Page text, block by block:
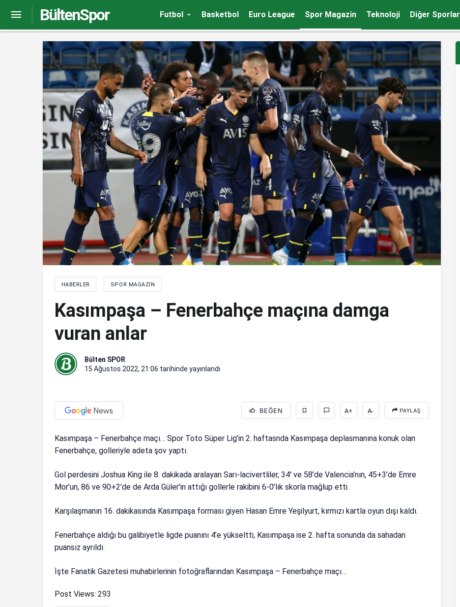
BültenSpor Futbol Basketbol Euro League Spor Magazin Teknoloji Diğer Sporlar
HABERLER SPOR MAGAZIN
Kasımpaşa – Fenerbahçe maçına damga
vuran anlar
Bülten SPOR
15 Ağustos 2022, 21:06 tarihinde yayınlandı
BEĞEN A+ A- PAYLAŞ
Kasımpaşa – Fenerbahçe maçı… Spor Toto Süper Lig’in 2. haftasnda Kasımpaşa deplasmanına konuk olan
Fenerbahçe, golleriyle adeta şov yaptı.
Gol perdesini Joshua King ile 8. dakikada aralayan Sarı-lacivertliler, 34′ ve 58’de Valencia’nın, 45+3’de Emre
Mor’un, 86 ve 90+2’de de Arda Güler’in attığı gollerle rakibini 6-0’lık skorla mağlup etti.
Karşılaşmanın 16. dakikasında Kasımpaşa forması giyen Hasan Emre Yeşilyurt, kırmızı kartla oyun dışı kaldı.
Fenerbahçe aldığı bu galibiyetle ligde puanını 4’e yükseltti, Kasımpaşa ise 2. hafta sonunda da sahadan
puansız ayrıldı.
İşte Fanatik Gazetesi muhabirlerinin fotoğraflarından Kasımpaşa – Fenerbahçe maçı…
Post Views: 293
Francesco Totti ve Ilary Blasi’nin evliliklerini Cristiano Iovino bitirdi